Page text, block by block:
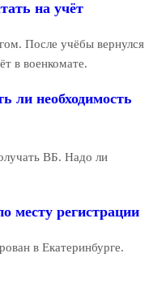
на учёт
После учёбы вернулся
в военкомате.
ли необходимость
ВБ. Надо ли
месту регистрации
в Екатеринбурге.